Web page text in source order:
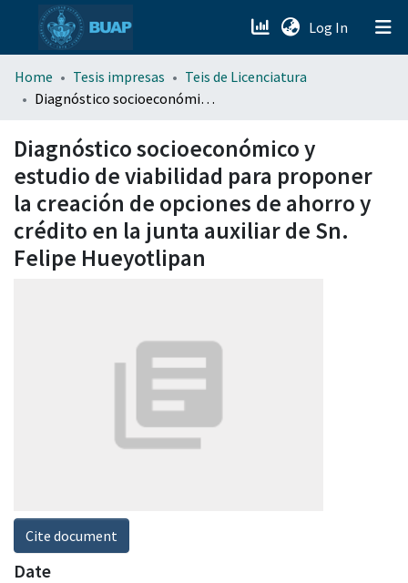
Log In (current)
menu.section.about_menu
Home Tesis impresas
Teis de Licenciatura
Diagnóstico socioeconómico y estudio de viabilidad para proponer la creación de opciones de ahorro y crédito en la junta auxiliar de Sn. Felipe Hueyotlipan
Diagnóstico socioeconómico y
estudio de viabilidad para proponer
la creación de opciones de ahorro y
crédito en la junta auxiliar de Sn.
Felipe Hueyotlipan
Cite document
Date